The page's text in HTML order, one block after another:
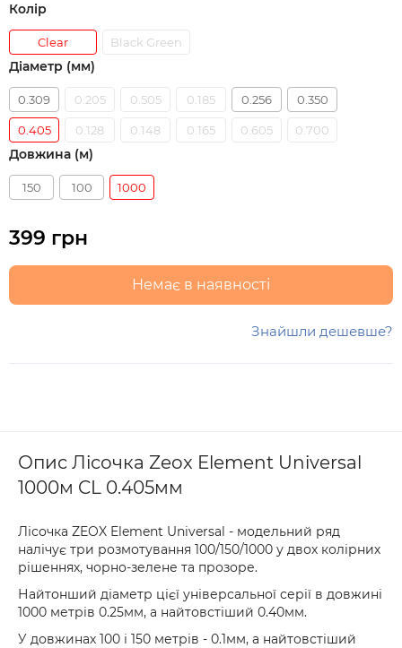
Колір
Clear Black Green
Діаметр (мм)
0.309 0.205 0.505 0.185 0.256 0.350
0.405 0.128 0.148 0.165 0.605 0.700
Довжина (м)
150 100 1000
399 грн
Немає в наявності
Знайшли дешевше?
Опис Лісочка Zeox Element Universal
1000м CL 0.405мм
Лісочка ZEOX Element Universal - модельний ряд
налічує три розмотування 100/150/1000 у двох колірних
рішеннях, чорно-зелене та прозоре.
Найтонший діаметр цієї універсальної серії в довжині
1000 метрів 0.25мм, а найтовстіший 0.40мм.
У довжинах 100 і 150 метрів - 0.1мм, а найтовстіший